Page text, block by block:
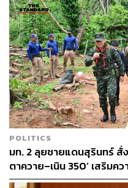
TAGS: Cambodia สุรินทร์
กองกำลังสุรนารี
ปร
POLITICS
มท. 2 ลุยชายแดนสุรินทร์ สั่
ตาควาย–เนิน 350’ เสริมค